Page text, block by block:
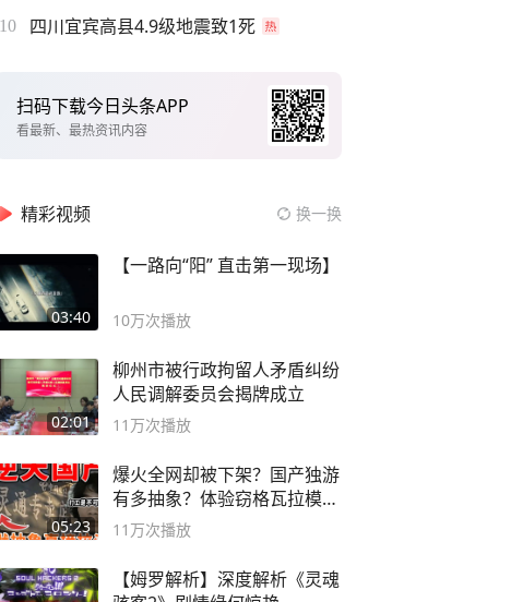
10 四川宜宾高县4.9级地震致1死
扫码下载今日头条APP
看最新、最热资讯内容
精彩视频 换一换
03:40
【一路向“阳” 直击第一现场】
10万次播放
02:01
柳州市被行政拘留人矛盾纠纷
人民调解委员会揭牌成立
11万次播放
05:23
爆火全网却被下架？国产独游
有多抽象？体验窃格瓦拉模拟
器！
11万次播放
【姆罗解析】深度解析《灵魂